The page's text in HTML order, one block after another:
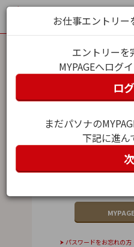
MYPAGEログイン
パスワード
パスワードをお忘れの
お仕事エントリ
エントリーを
MYPAGEへログ
ロ
まだパソナの
下記に進ん